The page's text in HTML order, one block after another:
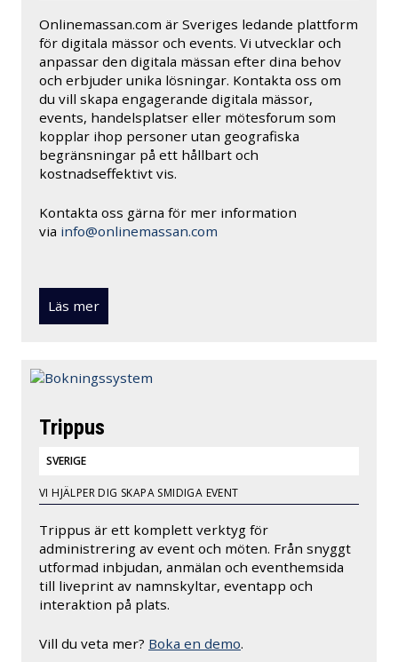
Onlinemassan.com är Sveriges ledande plattform
för digitala mässor och events. Vi utvecklar och
anpassar den digitala mässan efter dina behov
och erbjuder unika lösningar. Kontakta oss om
du vill skapa engagerande digitala mässor,
events, handelsplatser eller mötesforum som
kopplar ihop personer utan geografiska
begränsningar på ett hållbart och
kostnadseffektivt vis.
Kontakta oss gärna för mer information
via info@onlinemassan.com
Läs mer
Trippus
SVERIGE
VI HJÄLPER DIG SKAPA SMIDIGA EVENT
Trippus är ett komplett verktyg för
administrering av event och möten. Från snyggt
utformad inbjudan, anmälan och eventhemsida
till liveprint av namnskyltar, eventapp och
interaktion på plats.
Vill du veta mer? Boka en demo.